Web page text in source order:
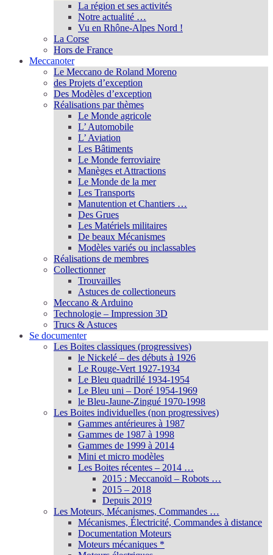
La région et ses activités
Notre actualité …
Vu en Rhône-Alpes Nord !
La Corse
Hors de France
Meccanoter
Le Meccano de Roland Moreno
des Projets d’exception
Des Modèles d’exception
Réalisations par thèmes
Le Monde agricole
L’ Automobile
L’ Aviation
Les Bâtiments
Le Monde ferroviaire
Manèges et Attractions
Le Monde de la mer
Les Transports
Manutention et Chantiers …
Des Grues
Les Matériels militaires
De beaux Mécanismes
Modèles variés ou inclassables
Réalisations de membres
Collectionner
Trouvailles
Astuces de collectioneurs
Meccano & Arduino
Technologie – Impression 3D
Trucs & Astuces
Se documenter
Les Boites classiques (progressives)
le Nickelé – des débuts à 1926
Le Rouge-Vert 1927-1934
Le Bleu quadrillé 1934-1954
Le Bleu uni – Doré 1954-1969
le Bleu-Jaune-Zingué 1970-1998
Les Boites individuelles (non progressives)
Gammes antérieures à 1987
Gammes de 1987 à 1998
Gammes de 1999 à 2014
Mini et micro modèles
Les Boites récentes – 2014 …
2015 : Meccanoïd – Robots …
2015 – 2018
Depuis 2019
Les Moteurs, Mécanismes, Commandes …
Mécanismes, Électricité, Commandes à distance
Documentation Moteurs
Moteurs mécaniques *